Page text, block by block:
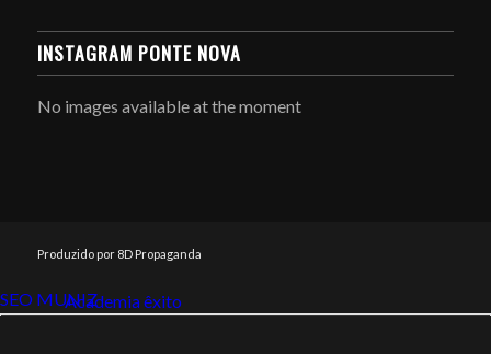
INSTAGRAM PONTE NOVA
No images available at the moment
Produzido por 8D Propaganda
SEO MUNIZ
Link112Academia êxito